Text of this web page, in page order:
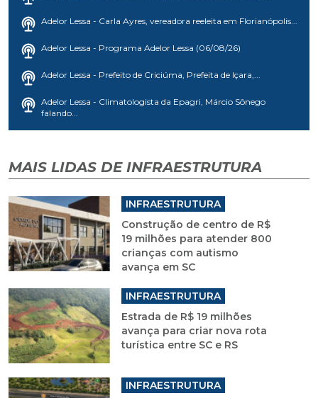
Adelor Lessa - Carla Ayres, vereadora reeleita em Florianópolis...
Adelor Lessa - Programa Adelor Lessa (06/08/26)
Adelor Lessa - Prefeito de Criciúma, Prefeita de Içara,...
Adelor Lessa - Climatologista da Epagri, Márcio Sônego
falando...
MAIS LIDAS DE INFRAESTRUTURA
INFRAESTRUTURA
Construção de centro de R$
19 milhões para atender 800
crianças com autismo
avança em SC
INFRAESTRUTURA
Estrada de R$ 19 milhões
avança para criar nova rota
turística entre SC e RS
INFRAESTRUTURA